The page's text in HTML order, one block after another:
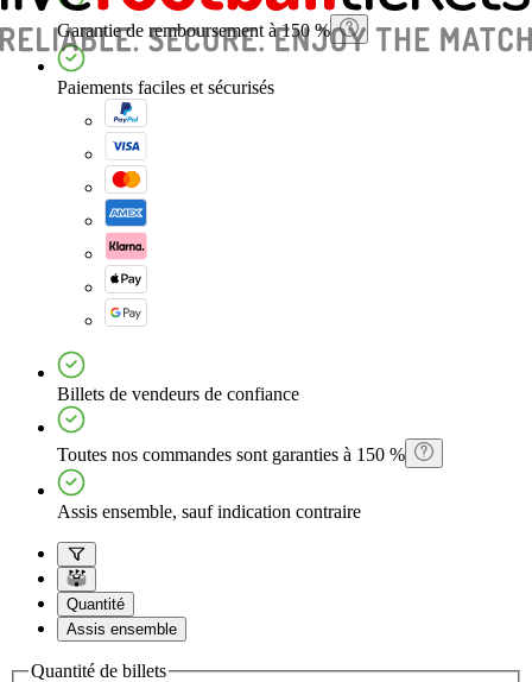
Garantie de remboursement à 150 %
Paiements faciles et sécurisés
Billets de vendeurs de confiance
Toutes nos commandes sont garanties à 150 %
Assis ensemble, sauf indication contraire
Quantité
Assis ensemble
Quantité de billets